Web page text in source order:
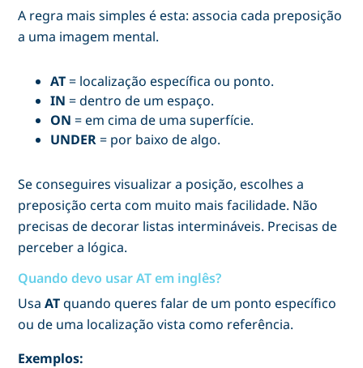
A regra mais simples é esta: associa cada preposição
a uma imagem mental.
AT = localização específica ou ponto.
IN = dentro de um espaço.
ON = em cima de uma superfície.
UNDER = por baixo de algo.
Se conseguires visualizar a posição, escolhes a
preposição certa com muito mais facilidade. Não
precisas de decorar listas intermináveis. Precisas de
perceber a lógica.
Quando devo usar AT em inglês?
UsaATquando queres falar de um ponto específico
ou de uma localização vista como referência.
Exemplos: